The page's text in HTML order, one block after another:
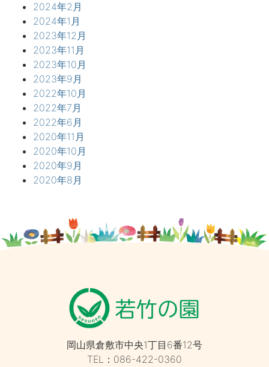
2024年2月
2024年1月
2023年12月
2023年11月
2023年10月
2023年9月
2022年10月
2022年7月
2022年6月
2020年11月
2020年10月
2020年9月
2020年8月
岡山県倉敷市中央1丁目6番12号
TEL：086-422-0360